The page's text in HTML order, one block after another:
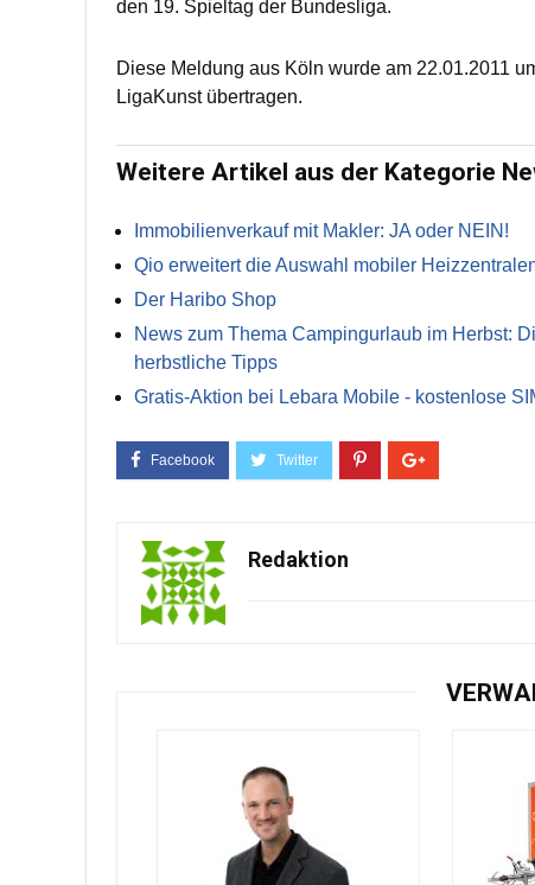
den 19. Spieltag der Bundesliga.
Diese Meldung aus Köln wurde am 22.01.2011
LigaKunst übertragen.
Weitere Artikel aus der Kategorie
Immobilienverkauf mit Makler: JA oder NEIN!
Qio erweitert die Auswahl mobiler
Der Haribo Shop
News zum Thema Campingurlaub im Herbst:
herbstliche Tipps
Gratis-Aktion bei Lebara Mobile - kostenlose
Redaktion